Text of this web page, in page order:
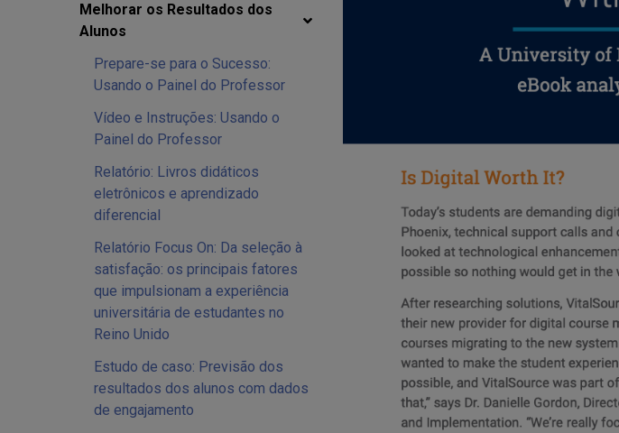
Melhorar os Resultados dos
Alunos
Prepare-se para o Sucesso:
Usando o Painel do Professor
Vídeo e Instruções: Usando o
Painel do Professor
Relatório: Livros didáticos
eletrônicos e aprendizado
diferencial
Relatório Focus On: Da seleção à
satisfação: os principais fatores
que impulsionam a experiência
universitária de estudantes no
Reino Unido
Estudo de caso: Previsão dos
resultados dos alunos com dados
de engajamento